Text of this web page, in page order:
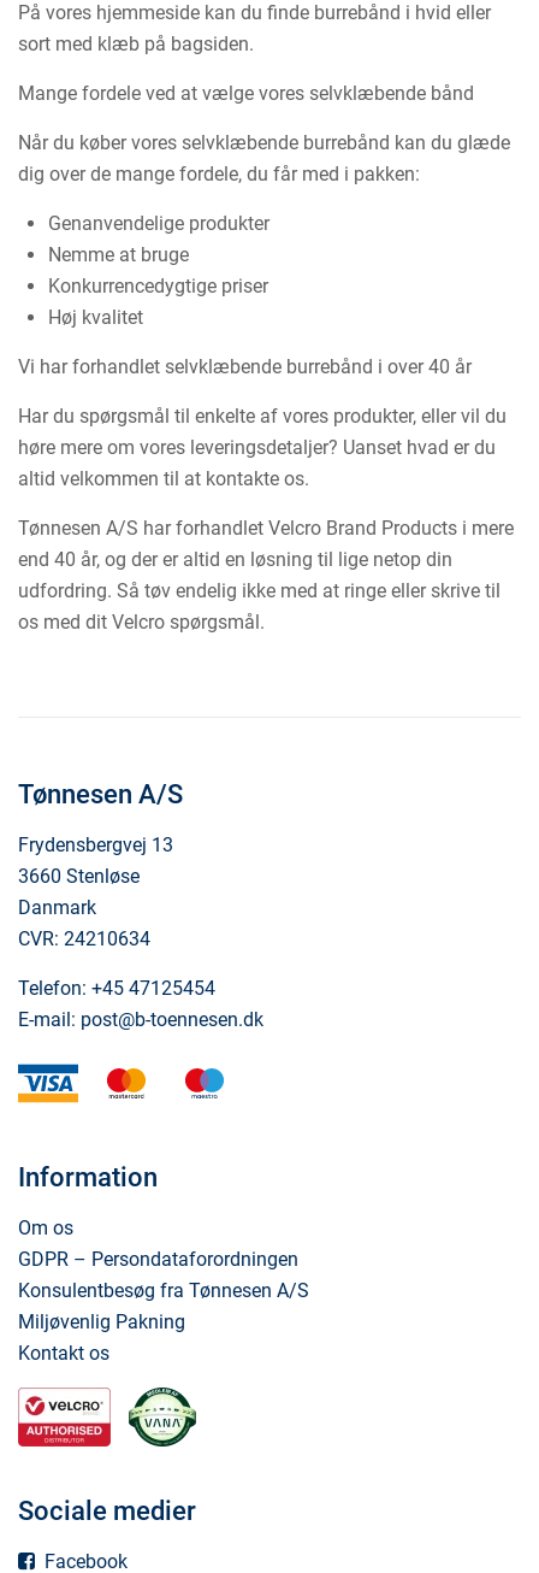
På vores hjemmeside kan du finde burrebånd i hvid eller
sort med klæb på bagsiden.
Mange fordele ved at vælge vores selvklæbende bånd
Når du køber vores selvklæbende burrebånd kan du glæde
dig over de mange fordele, du får med i pakken:
Genanvendelige produkter
Nemme at bruge
Konkurrencedygtige priser
Høj kvalitet
Vi har forhandlet selvklæbende burrebånd i over 40 år
Har du spørgsmål til enkelte af vores produkter, eller vil du
høre mere om vores leveringsdetaljer? Uanset hvad er du
altid velkommen til at kontakte os.
Tønnesen A/S har forhandlet Velcro Brand Products i mere
end 40 år, og der er altid en løsning til lige netop din
udfordring. Så tøv endelig ikke med at ringe eller skrive til
os med dit Velcro spørgsmål.
Tønnesen A/S
Frydensbergvej 13
3660 Stenløse
Danmark
CVR: 24210634
Telefon: +45 47125454
E-mail: post@b-toennesen.dk
visa mastercard
Information
Om os
GDPR – Persondataforordningen
Konsulentbesøg fra Tønnesen A/S
Miljøvenlig Pakning
Kontakt os
Sociale medier
Facebook